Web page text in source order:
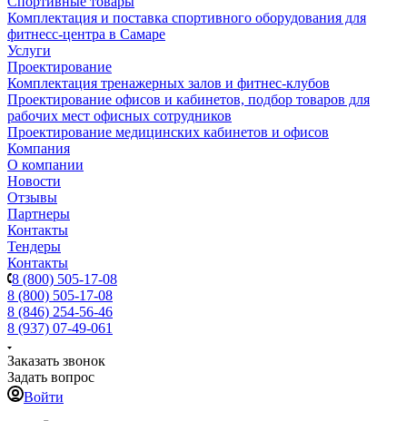
Комплектация и поставка спортивного оборудования для
фитнесс-центра в Самаре
Услуги
Проектирование
Комплектация тренажерных залов и фитнес-клубов
Проектирование офисов и кабинетов, подбор товаров для
рабочих мест офисных сотрудников
Проектирование медицинских кабинетов и офисов
Компания
О компании
Новости
Отзывы
Партнеры
Контакты
Тендеры
Контакты
8 (800) 505-17-08
8 (800) 505-17-08
8 (846) 254-56-46
8 (937) 07-49-061
Заказать звонок
Задать вопрос
Войти